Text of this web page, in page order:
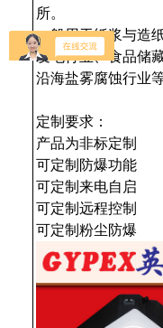
所。
一般用于纸浆与造
发电行业、食品储
沿海盐雾腐蚀行业等
定制要求：
产品为非标定制
可定制防爆功能
可定制来电自启
可定制远程控制
可定制粉尘防爆